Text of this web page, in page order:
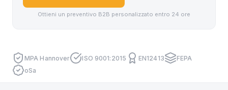
Ottieni un preventivo B2B personalizzato entro 24 ore
MPA Hannover ISO 9001:2015 EN12413
FEPA
oSa